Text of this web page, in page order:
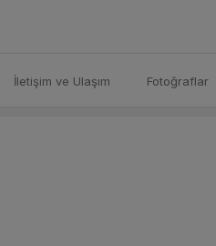
İletişim ve Ulaşım Fotoğraflar